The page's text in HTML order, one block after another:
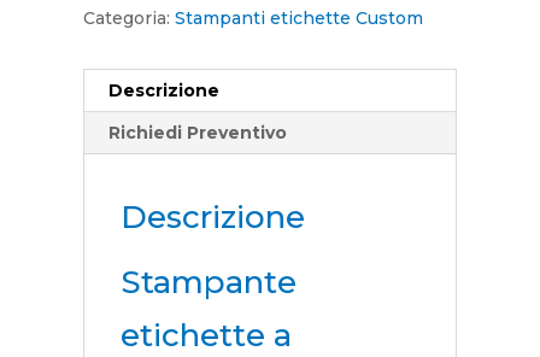
Categoria: Stampanti etichette Custom
Descrizione
Richiedi Preventivo
Descrizione
Stampante
etichette a